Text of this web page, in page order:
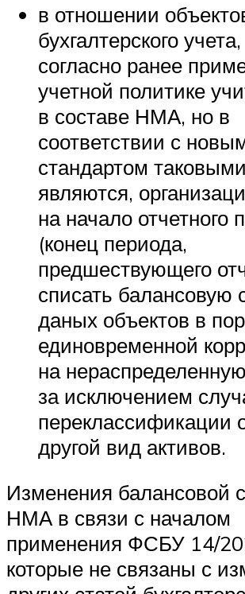
в отношении
бухгалтерского
согласно ранее
учетной политике
в составе НМА, но в
соответствии с
стандартом
являются,
на начало отчетного
(конец периода,
предшествующего
списать балансовую
даных объектов в
единовременной
на
за исключением
переклассификации
другой вид активов.
Изменения балансовой
НМА в связи с началом
применения ФСБУ 14/
которые не связаны с